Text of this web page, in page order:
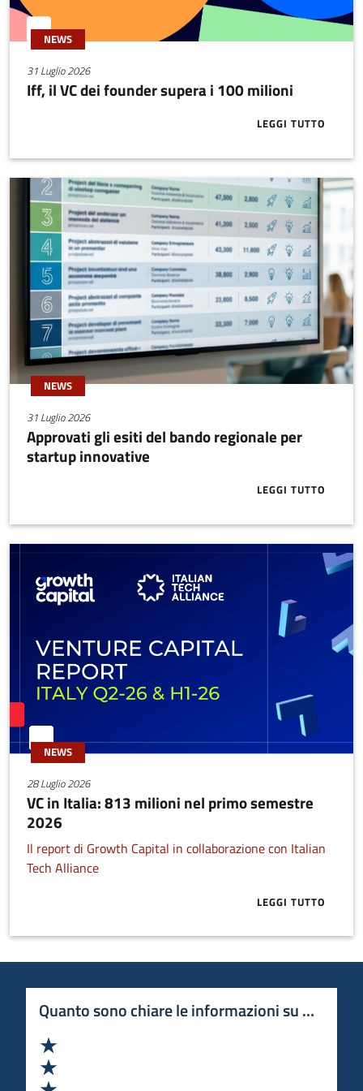
NEWS
31 Luglio 2026
Iff, il VC dei founder supera i 100 milioni
LEGGI TUTTO
ABOUT IFF,
NEWS
31 Luglio 2026
Approvati gli esiti del bando regionale per
startup innovative
LEGGI TUTTO
ABOUT
NEWS
28 Luglio 2026
VC in Italia: 813 milioni nel primo semestre
2026
Il report di Growth Capital in collaborazione con Italian
Tech Alliance
LEGGI TUTTO
ABOUT VC
Quanto sono chiare le informazioni su questa